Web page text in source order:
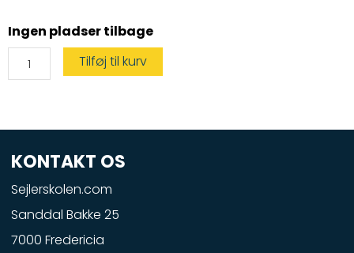
Ingen pladser tilbage
Vandscooterbevis
antal
Tilføj til kurv
KONTAKT OS
Sejlerskolen.com
Sanddal Bakke 25
7000 Fredericia